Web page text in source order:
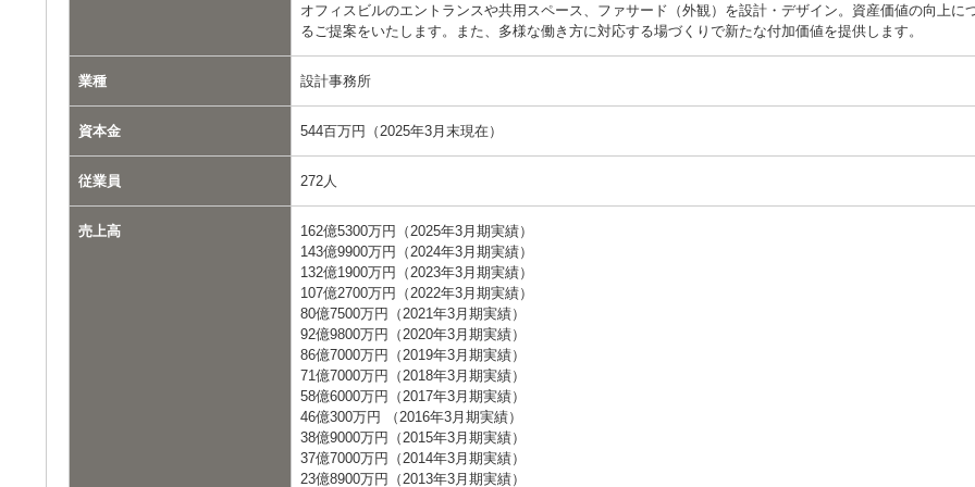
オフィスビルのエントランスや共用スペース、ファサード（外観）を設計・デザイン。資産価値の向上に
るご提案をいたします。また、多様な働き方に対応する場づくりで新たな付加価値を提供します。
業種 設計事務所
資本金 544百万円（2025年3月末現在）
従業員 272人
売上高
162億5300万円（2025年3月期実績）
143億9900万円（2024年3月期実績）
132億1900万円（2023年3月期実績）
107億2700万円（2022年3月期実績）
80億7500万円（2021年3月期実績）
92億9800万円（2020年3月期実績）
86億7000万円（2019年3月期実績）
71億7000万円（2018年3月期実績）
58億6000万円（2017年3月期実績）
46億300万円 （2016年3月期実績）
38億9000万円（2015年3月期実績）
37億7000万円（2014年3月期実績）
23億8900万円（2013年3月期実績）